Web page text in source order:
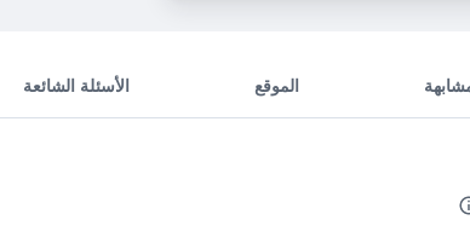
الموقع الأسئلة الشائعة